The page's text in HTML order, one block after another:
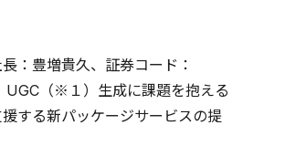
：豊増貴久、証券コード：
UGC（※１）生成に課題を抱える
する新パッケージサービスの提